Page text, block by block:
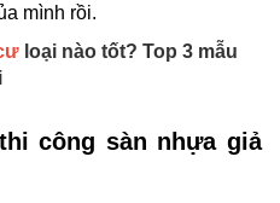
mình rồi.
loại nào tốt? Top 3 mẫu
công sàn nhựa giả